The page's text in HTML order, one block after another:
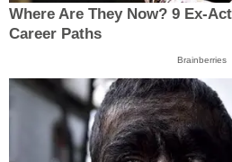
Where Are They Now? 9 Ex-
Career Paths
Brainberries